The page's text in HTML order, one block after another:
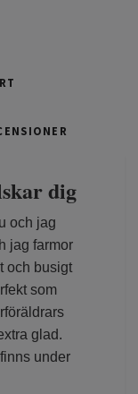
dig
och jag
jag farmor
och busigt
som
glad.
under